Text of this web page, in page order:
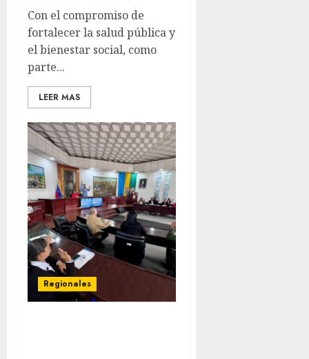
Con el compromiso de
fortalecer la salud pública y
el bienestar social, como
parte...
LEER MAS
Regionales